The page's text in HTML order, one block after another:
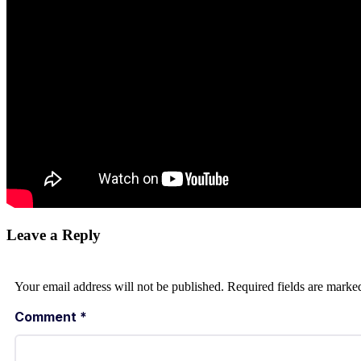
Leave a Reply
Your email address will not be published. Required fields are
Comment *